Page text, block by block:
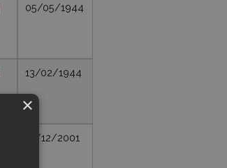
05/05/1944
13/02/1944
12/12/2001
×